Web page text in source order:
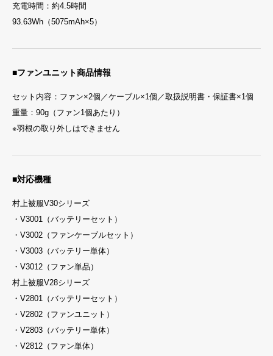
充電時間：約4.5時間
93.63Wh（5075mAh×5）
■ファンユニット商品情報
セット内容：ファン×2個／ケーブル×1個／取扱説明書・保証書×1個
重量：90g（ファン1個あたり）
※羽根の取り外しはできません
■対応機種
村上被服V30シリーズ
・V3001（バッテリーセット）
・V3002（ファンケーブルセット）
・V3003（バッテリー単体）
・V3012（ファン単品）
村上被服V28シリーズ
・V2801（バッテリーセット）
・V2802（ファンユニット）
・V2803（バッテリー単体）
・V2812（ファン単体）